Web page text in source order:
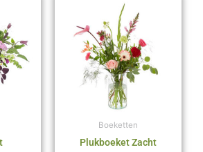
€27.50
Boeketten
Plukboeket Zacht